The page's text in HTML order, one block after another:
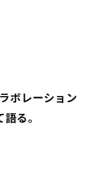
ボレーション
る。